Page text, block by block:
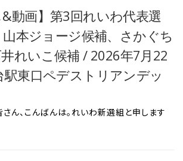
&動画】第3回れいわ代表選
本ジョージ候補、さかぐち
れいこ候補 / 2026年7月22
駅東口ペデストリアンデッ
さん、こんばんは。れいわ新選組と申します